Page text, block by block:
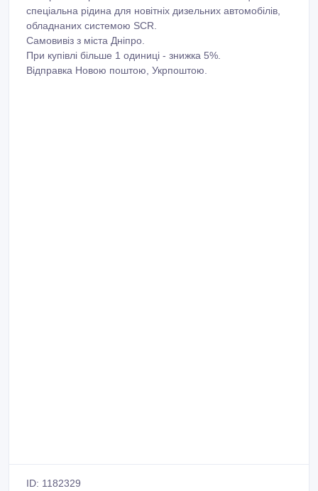
спеціальна рідина для новітніх дизельних автомобілів,
обладнаних системою SCR.
Самовивіз з міста Дніпро.
При купівлі більше 1 одиниці - знижка 5%.
Відправка Новою поштою, Укрпоштою.
ID: 1182329